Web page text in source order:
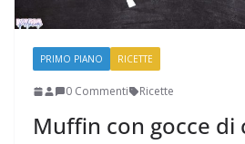
PRIMO PIANO RICETTE
0 Commenti Ricette
Muffin con gocce di